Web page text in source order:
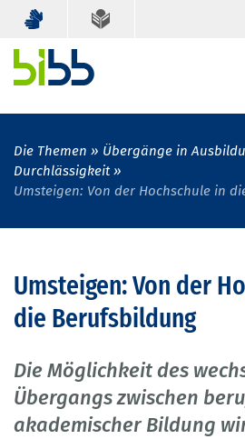
Die Themen
Übergänge in
Durchlässigkeit
Umsteigen: Von der Hochschule in
Umsteigen: Von der
die Berufsbildung
Die Möglichkeit des
Übergangs zwischen
akademischer Bildung